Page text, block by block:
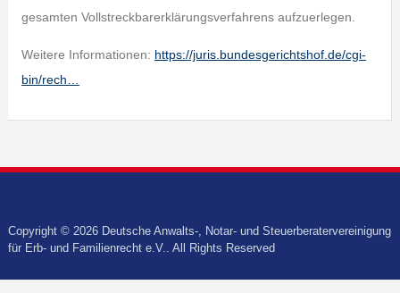
gesamten Vollstreckbarerklärungsverfahrens aufzuerlegen.
Weitere Informationen: https://juris.bundesgerichtshof.de/cgi-
bin/rech…
Copyright © 2026 Deutsche Anwalts-, Notar- und Steuerberatervereinigung
für Erb- und Familienrecht e.V.. All Rights Reserved